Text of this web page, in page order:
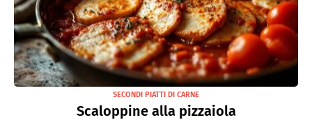
SECONDI PIATTI DI CARNE
Scaloppine alla pizzaiola